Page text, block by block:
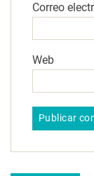
Correo
Web